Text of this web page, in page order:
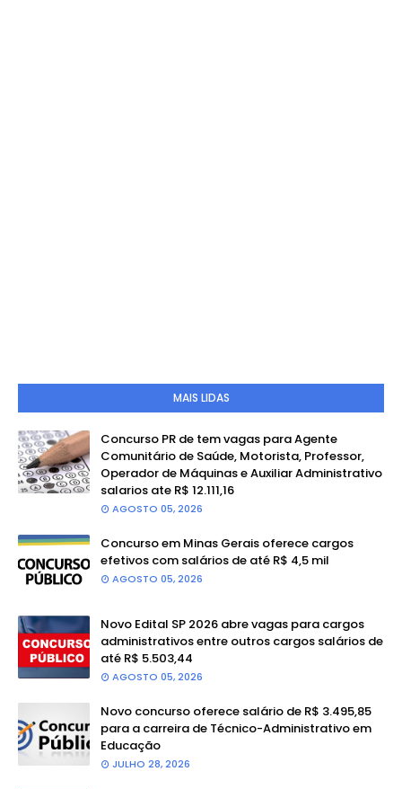
MAIS LIDAS
Concurso PR de tem vagas para Agente
Comunitário de Saúde, Motorista, Professor,
Operador de Máquinas e Auxiliar Administrativo
salarios ate R$ 12.111,16
AGOSTO 05, 2026
Concurso em Minas Gerais oferece cargos
efetivos com salários de até R$ 4,5 mil
AGOSTO 05, 2026
Novo Edital SP 2026 abre vagas para cargos
administrativos entre outros cargos salários de
até R$ 5.503,44
AGOSTO 05, 2026
Novo concurso oferece salário de R$ 3.495,85
para a carreira de Técnico-Administrativo em
Educação
JULHO 28, 2026